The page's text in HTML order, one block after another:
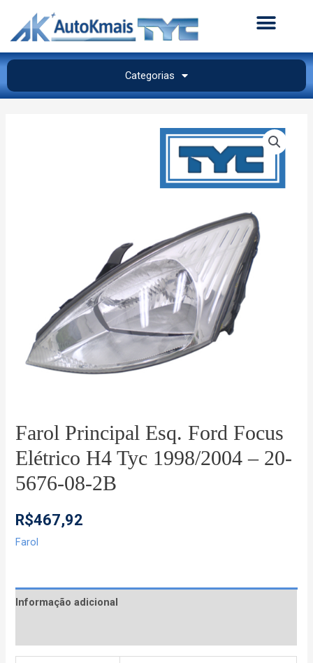
Categorias
Farol Principal Esq. Ford Focus
Elétrico H4 Tyc 1998/2004 – 20-
5676-08-2B
R$467,92
Farol
Informação adicional